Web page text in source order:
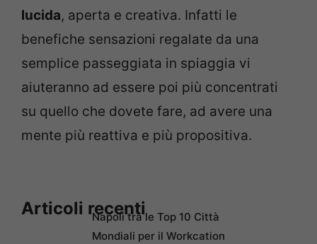
lucida, aperta e creativa. Infatti le
benefiche sensazioni regalate da una
semplice passeggiata in spiaggia vi
aiuteranno ad essere poi più concentrati
su quello che dovete fare, ad avere una
mente più reattiva e più propositiva.
Articoli recentiNapoli tra le Top 10 Città
Mondiali per il Workcation